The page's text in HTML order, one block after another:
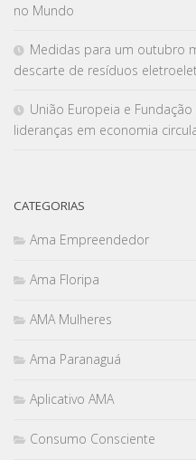
no Mundo
Medidas para um outubro
descarte de resíduos
União Europeia e
lideranças em economia
CATEGORIAS
Ama Empreendedor
Ama Floripa
AMA Mulheres
Ama Paranaguá
Aplicativo AMA
Consumo Consciente